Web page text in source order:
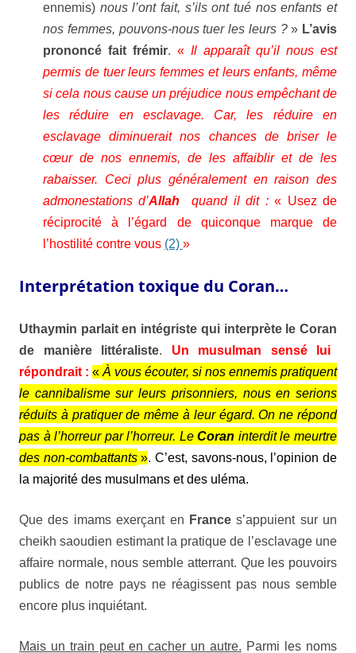
ennemis) nous l’ont fait, s’ils ont tué nos enfants et
nos femmes, pouvons-noustuer les leurs ?» L’avis
prononcé fait frémir. « Il apparaît qu’il nous est
permis de tuer leurs femmes et leurs enfants, même
si cela nous cause un préjudice nous empêchant de
les réduire en esclavage. Car, les réduire en
esclavage diminuerait nos chances de briser le
cœur de nos ennemis, de les affaiblir et de les
rabaisser. Ceci plus généralement en raison des
admonestations d’Allah quand il dit :« Usez de
réciprocité à l’égard de quiconque marque de
l’hostilité contre vous (2) »
Interprétation toxique du Coran…
Uthaymin parlait en intégriste qui interprète le Coran
de manière littéraliste. Un musulman sensé lui
répondrait : « À vous écouter, si nos ennemis pratiquent
le cannibalisme sur leurs prisonniers, nous en serions
réduits à pratiquer de même à leur égard. On ne répond
pas à l’horreur par l’horreur. LeCoran interdit le meurtre
des non-combattants». C’est, savons-nous, l’opinion de
la majorité des musulmans et des uléma.
Que des imams exerçant en Frances’appuient sur un
cheikh saoudien estimant la pratique de l’esclavage une
affaire normale, nous semble atterrant. Que les pouvoirs
publics de notre pays ne réagissent pas nous semble
encore plus inquiétant.
Mais un train peut en cacher un autre. Parmi les noms